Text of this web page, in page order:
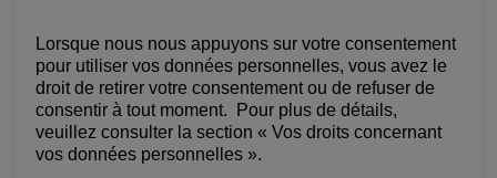
Lorsque nous nous appuyons sur votre consentement
pour utiliser vos données personnelles, vous avez le
droit de retirer votre consentement ou de refuser de
consentir à tout moment. Pour plus de détails,
veuillez consulter la section « Vos droits concernant
vos données personnelles ».